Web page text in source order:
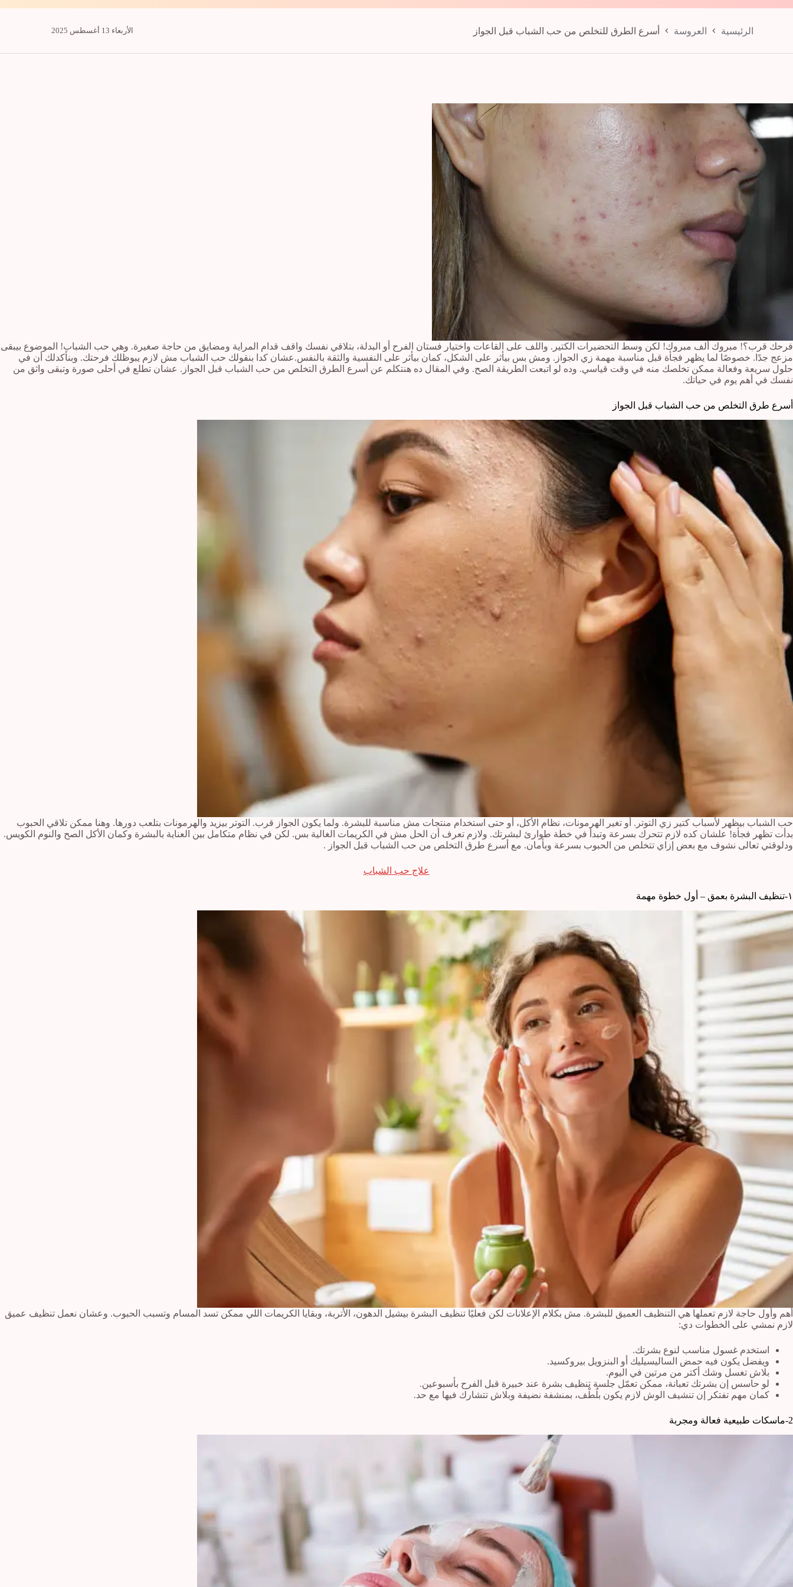
الرئيسية العروسة أسرع الطرق للتخلص من حب الشباب قبل الجواز الأربعاء 13 أغسطس 2025
فرحك قرب؟! مبروك ألف مبروك! لكن وسط التحضيرات الكتير. واللف على القاعات واختيار فستان الفرح أو البدلة، بتلاقي نفسك واقف قدام المراية ومضايق من حاجة صغيرة. وهي حب الشباب! الموضوع بيبقى
مزعج جدًا. خصوصًا لما يظهر فجأة قبل مناسبة مهمة زي الجواز. ومش بس بيأثر على الشكل، كمان بيأثر على النفسية والثقة بالنفس.عشان كدا بنقولك حب الشباب مش لازم يبوظلك فرحتك. وبنأكدلك أن في
حلول سريعة وفعالة ممكن تخلصك منه في وقت قياسي. وده لو اتبعت الطريقة الصح. وفي المقال ده هنتكلم عن أسرع الطرق التخلص من حب الشباب قبل الجواز. عشان تطلع في أحلى صورة وتبقى واثق من
نفسك في أهم يوم في حياتك.
أسرع طرق التخلص من حب الشباب قبل الجواز
حب الشباب بيظهر لأسباب كتير زي التوتر. أو تغير الهرمونات، نظام الأكل، أو حتى استخدام منتجات مش مناسبة للبشرة. ولما يكون الجواز قرب. التوتر بيزيد والهرمونات بتلعب دورها. وهنا ممكن تلاقي الحبوب
بدأت تظهر فجأة! علشان كده لازم تتحرك بسرعة وتبدأ في خطة طوارئ لبشرتك. ولازم تعرف أن الحل مش في الكريمات الغالية بس. لكن في نظام متكامل بين العناية بالبشرة وكمان الأكل الصح والنوم الكويس.
ودلوقتي تعالى نشوف مع بعض إزاي تتخلص من الحبوب بسرعة وبأمان. مع أسرع طرق التخلص من حب الشباب قبل الجواز .
علاج حب الشباب
١-تنظيف البشرة بعمق – أول خطوة مهمة
أهم وأول حاجة لازم تعملها هي التنظيف العميق للبشرة. مش بكلام الإعلانات لكن فعليًا تنظيف البشرة بيشيل الدهون، الأتربة، وبقايا الكريمات اللي ممكن تسد المسام وتسبب الحبوب. وعشان نعمل تنظيف عميق
لازم نمشي على الخطوات دي:
استخدم غسول مناسب لنوع بشرتك.
ويفضل يكون فيه حمض الساليسيليك أو البنزويل بيروكسيد.
بلاش تغسل وشك أكتر من مرتين في اليوم.
لو حاسس إن بشرتك تعبانة، ممكن تعمّل جلسة تنظيف بشرة عند خبيرة قبل الفرح بأسبوعين.
كمان مهم تفتكر إن تنشيف الوش لازم يكون بلُطْف، بمنشفة نضيفة وبلاش تتشارك فيها مع حد.
2-ماسكات طبيعية فعالة ومجربة